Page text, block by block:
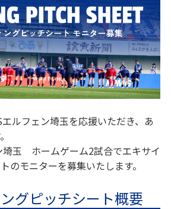
ルフェン埼玉を応援いただき、あ
埼玉 ホームゲーム2試合でエキサイ
のモニターを募集いたします。
グピッチシート概要